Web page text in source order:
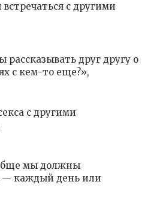
с другими
друг другу о
с кем-то еще?»,
c другими
мы должны
— каждый день или